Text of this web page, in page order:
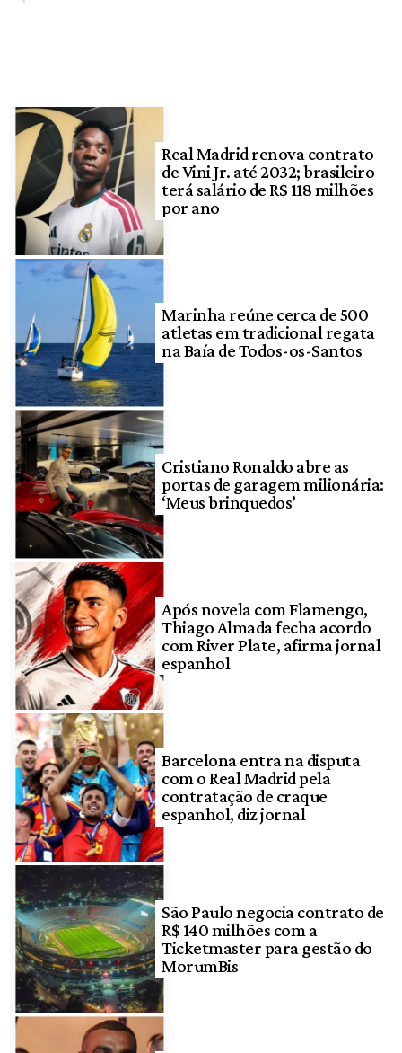
Real Madrid renova contrato
de Vini Jr. até 2032; brasileiro
terá salário de R$ 118 milhões
por ano
Marinha reúne cerca de 500
atletas em tradicional regata
na Baía de Todos-os-Santos
Cristiano Ronaldo abre as
portas de garagem milionária:
‘Meus brinquedos’
Após novela com Flamengo,
Thiago Almada fecha acordo
com River Plate, afirma jornal
espanhol
Barcelona entra na disputa
com o Real Madrid pela
contratação de craque
espanhol, diz jornal
São Paulo negocia contrato de
R$ 140 milhões com a
Ticketmaster para gestão do
MorumBis